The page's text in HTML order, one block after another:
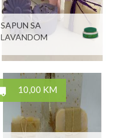
SAPUN SA
LAVANDOM
10,00 KM